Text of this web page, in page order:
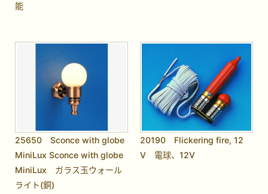
能
25650 Sconce with globe
MiniLux Sconce with globe
MiniLux ガラス玉ウォール
ライト(銅)
20190 Flickering fire, 12
V 電球、12V